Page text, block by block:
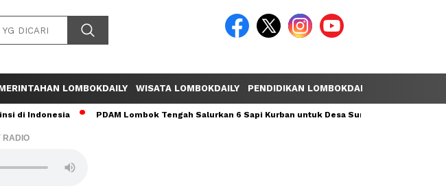
LOMBOKDAILY WISATA LOMBOKDAILY PENDIDIKAN LOMBOKDAILY
di Indonesia PDAM Lombok Tengah Salurkan 6 Sapi Kurban untuk Desa Sumber Mata Air
RADIO